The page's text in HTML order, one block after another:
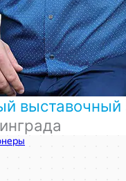
выставочный